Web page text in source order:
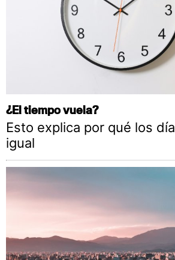
¿El tiempo vuela?
Esto explica por qué los
igual